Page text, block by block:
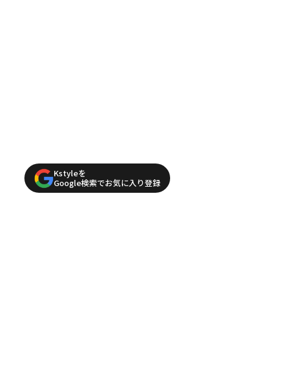
Kstyleを
Google検索でお気に入り登録